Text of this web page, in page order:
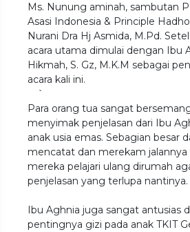
Ms. Nunung aminah, sambutan
Asasi Indonesia & Principle
Nurani Dra Hj Asmida, M.Pd.
acara utama dimulai dengan Ibu
Hikmah, S. Gz, M.K.M sebagai
acara kali ini.
`
Para orang tua sangat
menyimak penjelasan dari Ibu
anak usia emas. Sebagian besar
mencatat dan merekam jalannya
mereka pelajari ulang dirumah
penjelasan yang terlupa nantinya.
Ibu Aghnia juga sangat antusias
pentingnya gizi pada anak TKIT